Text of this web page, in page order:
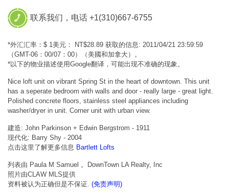
联系我们，电话 +1(310)667-6755
*外汇汇率：$ 1美元： NT$28.89 获取的信息: 2011/04/21 23:59:59
（GMT-06：00/07：00）（美國和加拿大）。
*以下的物业描述使用Google翻译，可能出现不准确的现象。
Nice loft unit on vibrant Spring St in the heart of downtown. This unit
has a seperate bedroom with walls and door - really large - great light.
Polished concrete floors, stainless steel appliances including
washer/dryer in unit. Corner unit with urban view.
建造: John Parkinson + Edwin Bergstrom - 1911
现代化: Barry Shy - 2004
点击这里了解更多信息 Bartlett Lofts
列表由 Paula M Samuel 。DownTown LA Realty, Inc
照片由CLAW MLS提供
资料被认为正确但是不保证. (免责声明)